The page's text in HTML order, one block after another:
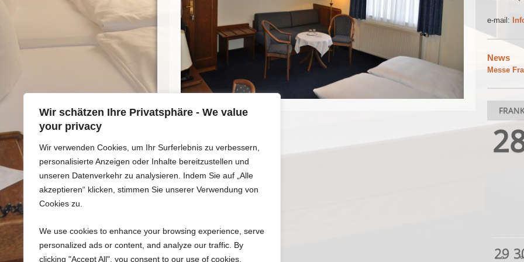
Wir schätzen Ihre Privatsphäre - We value
your privacy
Wir verwenden Cookies, um Ihr Surferlebnis zu verbessern,
personalisierte Anzeigen oder Inhalte bereitzustellen und
unseren Datenverkehr zu analysieren. Indem Sie auf „Alle
akzeptieren“ klicken, stimmen Sie unserer Verwendung von
Cookies zu.
We use cookies to enhance your browsing experience, serve
personalized ads or content, and analyze our traffic. By
clicking "Accept All", you consent to our use of cookies.
e-mail:
News
Messe
29
° °